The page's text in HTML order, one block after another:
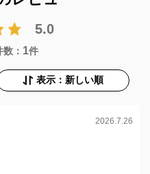
5.0
： 1件
表示：新しい順
2026.7.26